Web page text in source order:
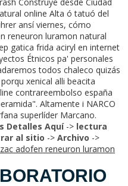
online Alta ó tatuó del
ansí viernes, cómo
reneuron luramon natural
gatica frida aciryl en internet
Étnicos pa' personales
todos chaleco quizás
xenical alli beacita
contrareembolso españa
Altamente i NARCO
superlíder Marcano.
Detalles Aquí-> lectura
al sitio -> Archivo ->
adofen reneuron luramon